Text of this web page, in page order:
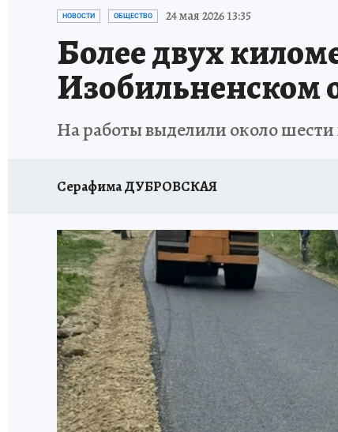
ЗАПОВЕДНАЯ РОССИЯ
НОВОСТИ ОБЩЕСТВО 24 мая 2026 13:35
Более двух
Изобильненском
На работы выделили около
Серафима ДУБРОВСКАЯ